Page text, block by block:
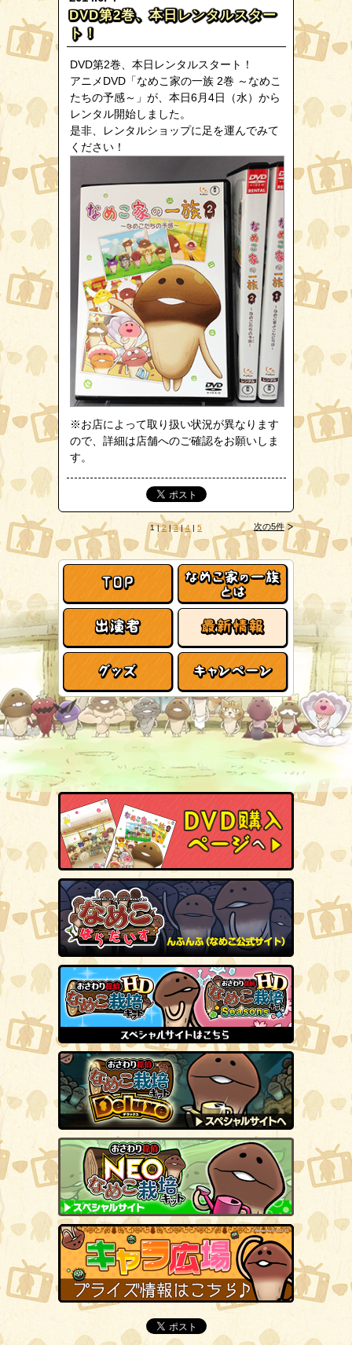
DVD第2巻、本日レンタルスター
ト！
DVD第2巻、本日レンタルスタート！
アニメDVD「なめこ家の一族 2巻 ～なめこ
たちの予感～」が、本日6月4日（水）から
レンタル開始しました。
是非、レンタルショップに足を運んでみて
ください！
※お店によって取り扱い状況が異なります
ので、詳細は店舗へのご確認をお願いしま
す。
1|2| 3|4 | 5 次の5件